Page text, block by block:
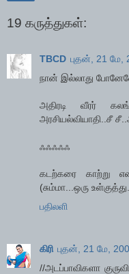
19 கருத்துகள்:
TBCD புதன், 21 மே,
நான் இல்லாது
அதிரடி வீரர்
அரசியல்வியாதி..சீ
ஃஃஃஃஃ
கடற்கரை காற்று
(சும்மா...ஒரு
பதிலளி
கிரி புதன், 21 மே,
//அடப்பாவிகளா